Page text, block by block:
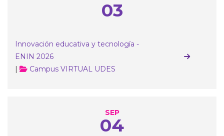
03
Innovación educativa y tecnología -
ENIN 2026
|
Campus VIRTUAL UDES
SEP
04